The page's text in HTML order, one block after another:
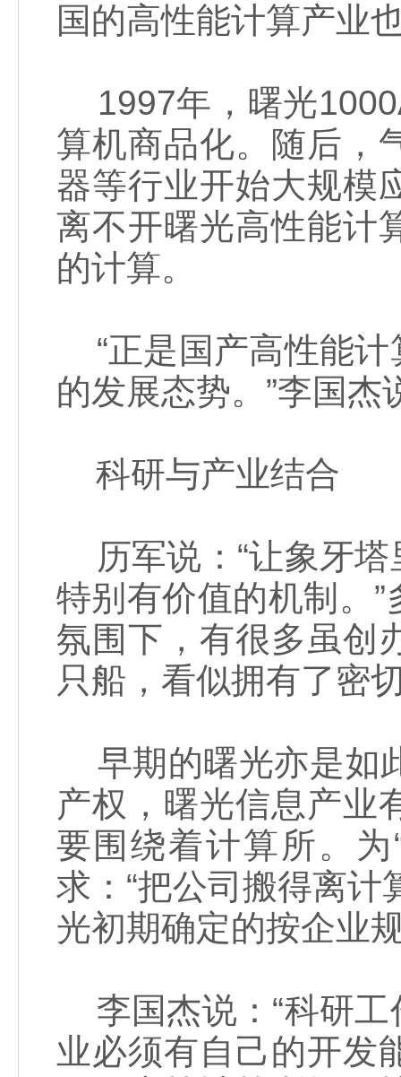
国的高性能计算产业
1997年，曙光
算机商品化。随后，
器等行业开始大规模
离不开曙光高性能计
的计算。
“正是国产高性能计
的发展态势。”李国杰
科研与产业结合
历军说：“让象牙塔
特别有价值的机制。
氛围下，有很多虽创
只船，看似拥有了密
早期的曙光亦是如
产权，曙光信息产业
要围绕着计算所。
求：“把公司搬得离计
光初期确定的按企业
李国杰说：“科研工
业必须有自己的开发